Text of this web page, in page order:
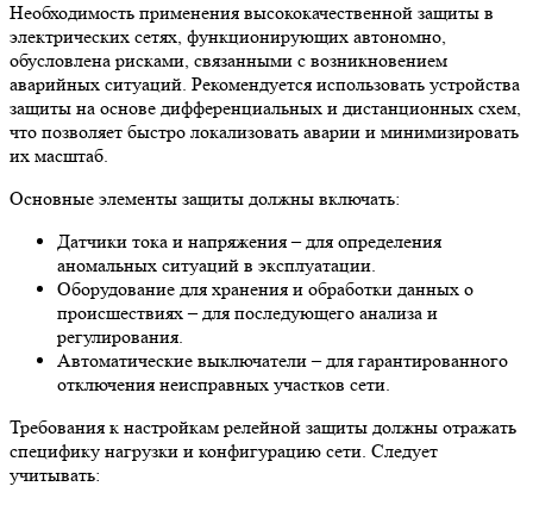
Необходимость применения высококачественной защиты в
электрических сетях, функционирующих автономно,
обусловлена рисками, связанными с возникновением
аварийных ситуаций. Рекомендуется использовать устройства
защиты на основе дифференциальных и дистанционных схем,
что позволяет быстро локализовать аварии и минимизировать
их масштаб.
Основные элементы защиты должны включать:
Датчики тока и напряжения – для определения
аномальных ситуаций в эксплуатации.
Оборудование для хранения и обработки данных о
происшествиях – для последующего анализа и
регулирования.
Автоматические выключатели – для гарантированного
отключения неисправных участков сети.
Требования к настройкам релейной защиты должны отражать
специфику нагрузки и конфигурацию сети. Следует
учитывать: